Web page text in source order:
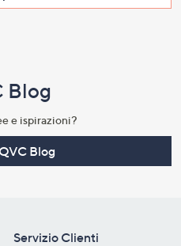
Blog
e ispirazioni?
Blog
Servizio Clienti